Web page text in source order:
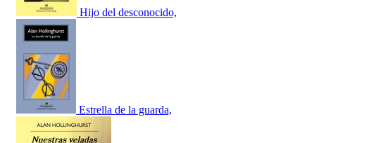
Hijo del desconocido,
Estrella de la guarda,